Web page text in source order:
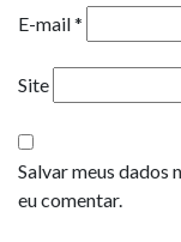
E-mail*
Site
Salvar meus dados
eu comentar.